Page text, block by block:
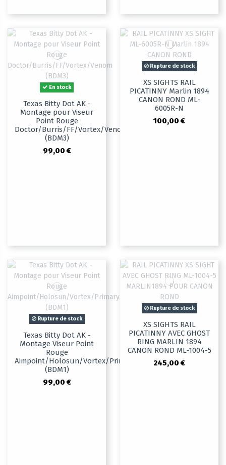
En stock
Texas Bitty Dot AK -
Montage pour Viseur
Point Rouge
Doctor/Burris/FF/Vortex/Venom
(BDM3)
99,00 €
Rupture de stock
XS SIGHTS RAIL
PICATINNY Marlin 1894
CANON ROND ML-
6005R-N
100,00 €
Rupture de stock
Texas Bitty Dot AK -
Montage Viseur Point
Rouge
Aimpoint/Holosun/Vortex/PrimaryArms
(BDM1)
99,00 €
Rupture de stock
XS SIGHTS RAIL
PICATINNY AVEC GHOST
RING MARLIN 1894
CANON ROND ML-1004-5
245,00 €